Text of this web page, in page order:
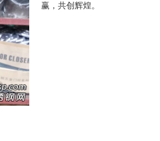
赢，共创辉煌。